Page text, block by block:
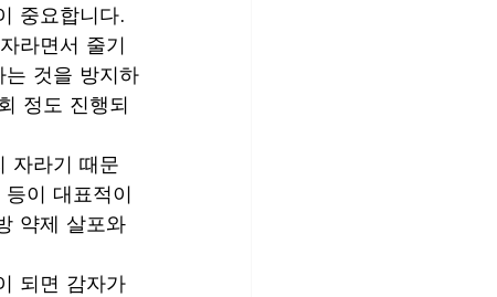
중요합니다.
라면서 줄기
것을 방지하
정도 진행되
자라기 때문
이 대표적이
약제 살포와
되면 감자가